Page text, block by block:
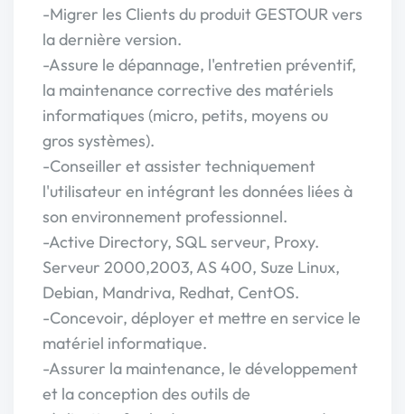
-Migrer les Clients du produit GESTOUR vers
la dernière version.
-Assure le dépannage, l'entretien préventif,
la maintenance corrective des matériels
informatiques (micro, petits, moyens ou
gros systèmes).
-Conseiller et assister techniquement
l'utilisateur en intégrant les données liées à
son environnement professionnel.
-Active Directory, SQL serveur, Proxy.
Serveur 2000,2003, AS 400, Suze Linux,
Debian, Mandriva, Redhat, CentOS.
-Concevoir, déployer et mettre en service le
matériel informatique.
-Assurer la maintenance, le développement
et la conception des outils de